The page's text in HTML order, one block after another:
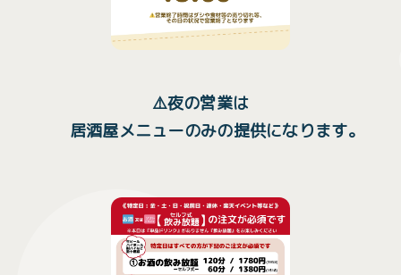
⚠️夜の営業は
居酒屋メニューのみの提供になります。